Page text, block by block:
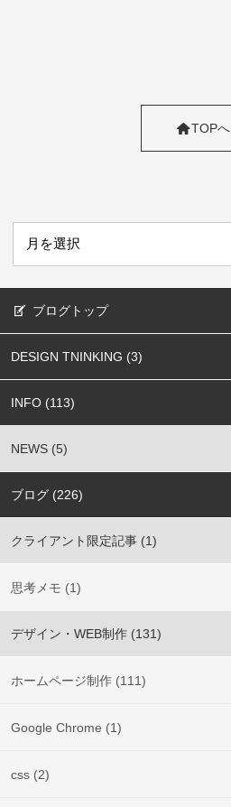
TOPへ
ブログトップ
DESIGN TNINKING (3)
INFO (113)
NEWS (5)
ブログ (226)
クライアント限定記事 (1)
思考メモ (1)
デザイン・WEB制作 (131)
ホームページ制作 (111)
Google Chrome (1)
css (2)